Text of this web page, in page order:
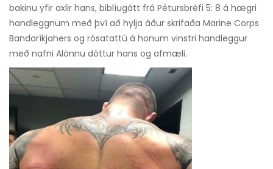
bakinu yfir axlir hans, biblíugátt frá Pétursbréfi 5: 8 á hægri
handleggnum með því að hylja áður skrifaða Marine Corps
Bandaríkjahers og rósatattú á honum vinstri handleggur
með nafni Alönnu dóttur hans og afmæli.